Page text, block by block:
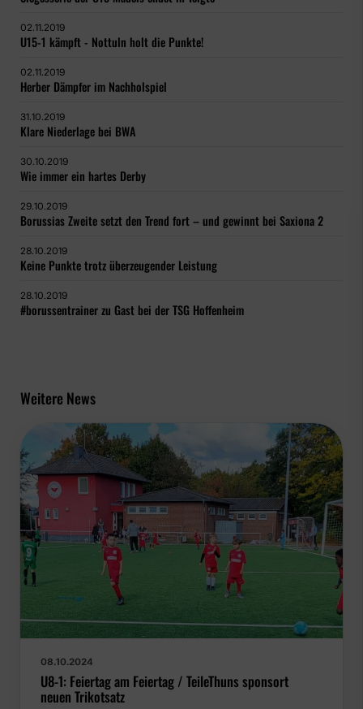
02.11.2019
U15-1 kämpft - Nottuln holt die Punkte!
02.11.2019
Herber Dämpfer im Nachholspiel
31.10.2019
Klare Niederlage bei BWA
30.10.2019
Wie immer ein hartes Derby
29.10.2019
Borussias Zweite setzt den Trend fort – und gewinnt bei Saxiona 2
28.10.2019
Keine Punkte trotz überzeugender Leistung
28.10.2019
#borussentrainer zu Gast bei der TSG Hoffenheim
Weitere News
08.10.2024
U8-1: Feiertag am Feiertag / TeileThuns sponsort neuen
Trikotsatz